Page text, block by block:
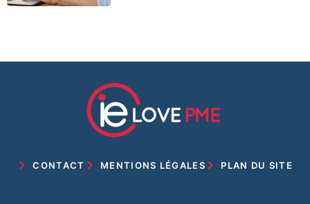
CONTACT MENTIONS LÉGALES PLAN DU SITE